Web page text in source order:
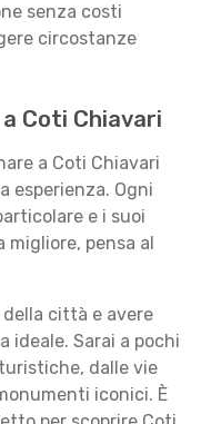
senza costi
circostanze
Coti Chiavari
a Coti Chiavari
esperienza. Ogni
e i suoi
pensa al
città e avere
ideale. Sarai a pochi
dalle vie
iconici. È